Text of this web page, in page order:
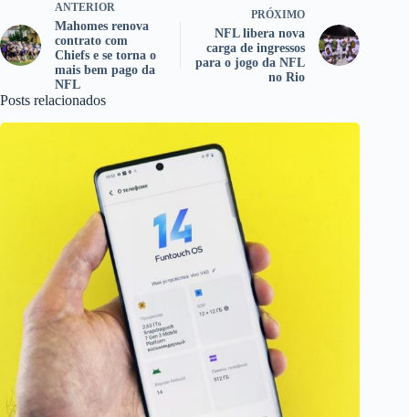
ANTERIOR
Mahomes renova
contrato com
Chiefs e se torna o
mais bem pago da
NFL
PRÓXIMO
NFL libera nova
carga de ingressos
para o jogo da NFL
no Rio
Posts relacionados